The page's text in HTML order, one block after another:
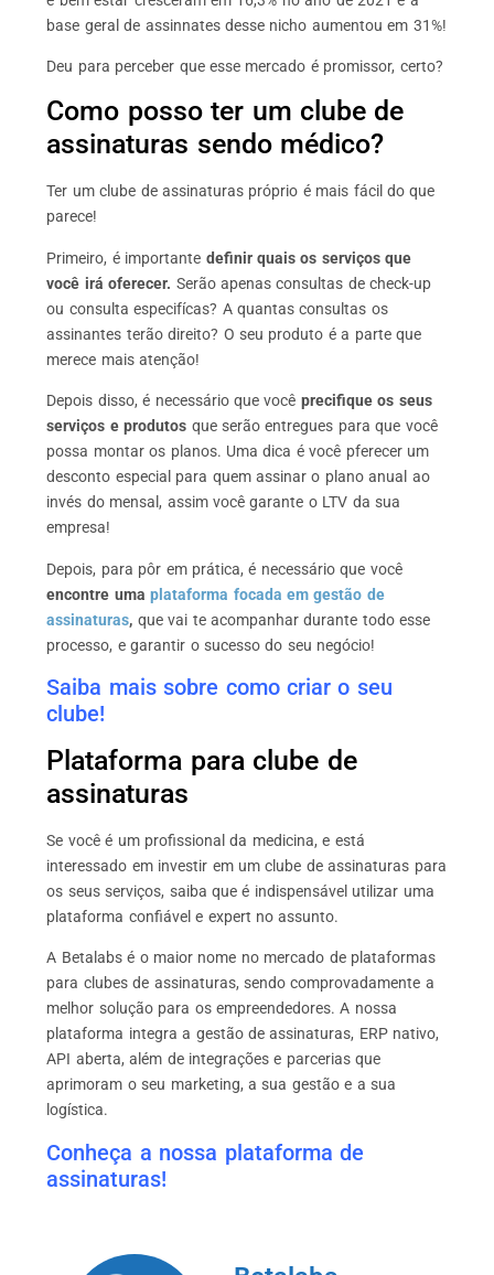
base geral de assinnates desse nicho aumentou em 31%!
Deu para perceber que esse mercado é promissor, certo?
Como posso ter um clube de
assinaturas sendo médico?
Ter um clube de assinaturas próprio é mais fácil do que
parece!
Primeiro, é importante definir quais os serviços que
você irá oferecer. Serão apenas consultas de check-up
ou consulta especifícas? A quantas consultas os
assinantes terão direito? O seu produto é a parte que
merece mais atenção!
Depois disso, é necessário que você precifique os seus
serviços e produtos que serão entregues para que você
possa montar os planos. Uma dica é você pferecer um
desconto especial para quem assinar o plano anual ao
invés do mensal, assim você garante o LTV da sua
empresa!
Depois, para pôr em prática, é necessário que você
encontre umaplataforma focada em gestão de
assinaturas, que vai te acompanhar durante todo esse
processo, e garantir o sucesso do seu negócio!
Saiba mais sobre como criar o seu
clube!
Plataforma para clube de
assinaturas
Se você é um profissional da medicina, e está
interessado em investir em um clube de assinaturas para
os seus serviços, saiba que é indispensável utilizar uma
plataforma confiável e expert no assunto.
A Betalabs é o maior nome no mercado de plataformas
para clubes de assinaturas, sendo comprovadamente a
melhor solução para os empreendedores. A nossa
plataforma integra a gestão de assinaturas, ERP nativo,
API aberta, além de integrações e parcerias que
aprimoram o seu marketing, a sua gestão e a sua
logística.
Conheça a nossa plataforma de
assinaturas!